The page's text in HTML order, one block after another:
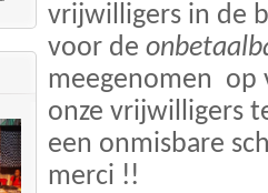
vrijwilligers in de
voor de
meegenomen op
onze vrijwilligers
een onmisbare
merci !!